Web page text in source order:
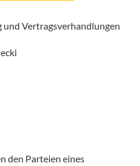
und Vertragsverhandlungen
den Parteien eines